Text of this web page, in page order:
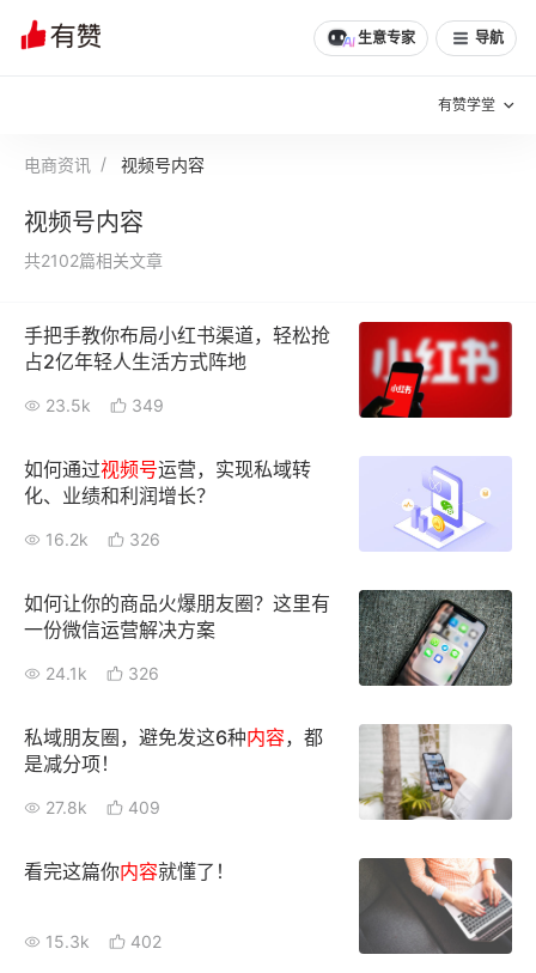
生意专家 导航
有赞学堂
私域日历
有赞成功案例 新零售最佳实践
面对面聊增长
有赞春季发布会 实干家直播间
新零售大会
AllValue 战略合作
增长产品指南
智库 产品场景库
新零售资讯
电商资讯 视频号内容
视频号内容
共2102篇相关文章
手把手教你布局小红书渠道，轻松抢
占2亿年轻人生活方式阵地
23.5k 349
如何通过视频号运营，实现私域转
化、业绩和利润增长？
16.2k 326
如何让你的商品火爆朋友圈？这里有
一份微信运营解决方案
24.1k 326
私域朋友圈，避免发这6种内容，都
是减分项！
27.8k 409
看完这篇你内容就懂了！
15.3k 402